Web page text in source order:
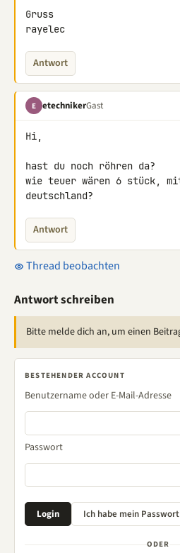
Gruss
rayelec
Antwort
E etechnikerGast
Hi,
hast du noch röhren da?
wie teuer wären 6 stück,
deutschland?
Antwort
Thread beobachten
Antwort schreiben
Bitte melde dich an, um einen
BESTEHENDER ACCOUNT
Benutzername oder E-Mail-Adresse
Passwort
ODER